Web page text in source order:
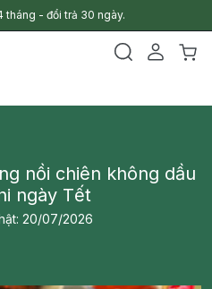
tháng - đổi trả 30 ngày.
nồi chiên không dầu
ngày Tết
20/07/2026